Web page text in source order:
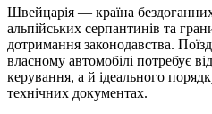
Швейцарія — країна
альпійських серпантинів та
дотримання законодавства.
власному автомобілі потребує
керування, а й ідеального
технічних документах.